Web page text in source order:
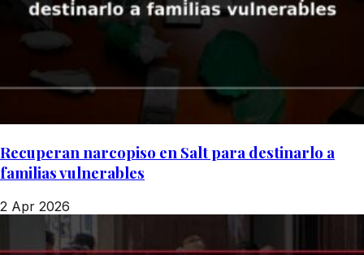
Recuperan narcopiso en Salt para destinarlo a
familias vulnerables
2 Apr 2026